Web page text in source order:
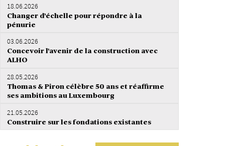
18.06.2026
Changer d’échelle pour répondre à la
pénurie
03.06.2026
Concevoir l’avenir de la construction avec
ALHO
28.05.2026
Thomas & Piron célèbre 50 ans et réaffirme
ses ambitions au Luxembourg
21.05.2026
Construire sur les fondations existantes